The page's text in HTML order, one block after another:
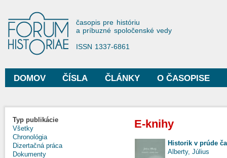
Forum Historiae
časopis pre históriu
a príbuzné spoločenské vedy
ISSN 1337-6861
Hlavné menu
DOMOV ČÍSLA ČLÁNKY O ČASOPISE
Typ publikácie
Všetky
Chronológia
Dizertačná práca
Dokumenty
E-knihy
Historik v prúde
Alberty, Július